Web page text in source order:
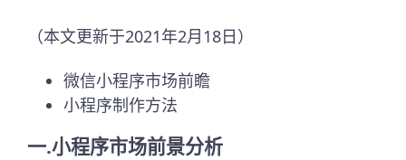
（本文更新于2021年2月18日）
微信小程序市场前瞻
小程序制作方法
一.小程序市场前景分析